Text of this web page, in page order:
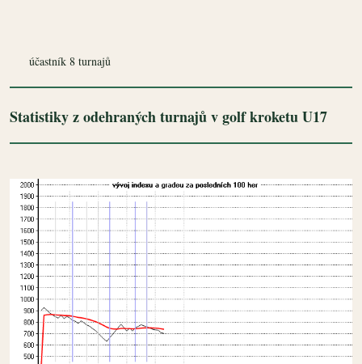
účastník 8 turnajů
Statistiky z odehraných turnajů v golf kroketu U17